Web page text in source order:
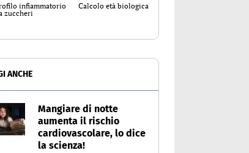
infiammatorio
zuccheri
Calcolo età biologica
ANCHE
Mangiare di notte
aumenta il rischio
cardiovascolare, lo dice
la scienza!